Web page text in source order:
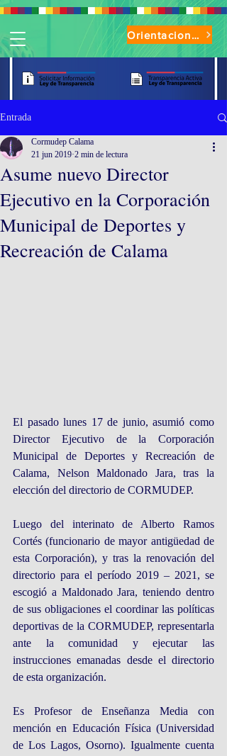
Orientaciones de Uso Parque Oasis
Entrada
Asume nuevo Director
Ejecutivo en la Corporación
Municipal de Deportes y
Recreación de Calama
Cormudep Calama
21 jun 2019 2 min de lectura
El pasado lunes 17 de junio, asumió como
Director Ejecutivo de la Corporación
Municipal de Deportes y Recreación de
Calama, Nelson Maldonado Jara, tras la
elección del directorio de CORMUDEP.
Luego del interinato de Alberto Ramos
Cortés (funcionario de mayor antigüedad de
esta Corporación), y tras la renovación del
directorio para el período 2019 – 2021, se
escogió a Maldonado Jara, teniendo dentro
de sus obligaciones el coordinar las políticas
deportivas de la CORMUDEP, representarla
ante la comunidad y ejecutar las
instrucciones emanadas desde el directorio
de esta organización.
Es Profesor de Enseñanza Media con
mención en Educación Física (Universidad
de Los Lagos, Osorno). Igualmente cuenta